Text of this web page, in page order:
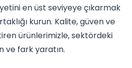
en üst seviyeye çıkarmak
kurun. Kalite, güven ve
ürünlerimizle, sektördeki
ve fark yaratın.